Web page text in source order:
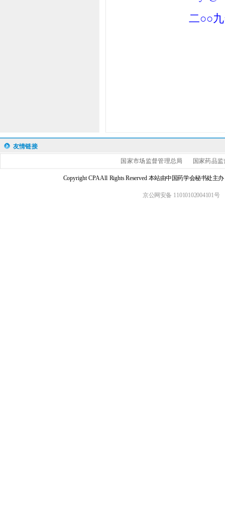
二○○
友情链接
国家市场监督管理总局 国家药品
Copyright CPA All Rights Reserved 本站由中国药学会秘书处主
京公网安备 11010102004101号